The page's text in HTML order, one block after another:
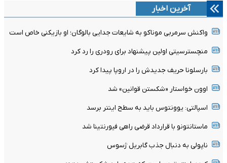
آخرین اخبار
واکنش سرمربی موناکو به شایعات جدایی بالوگان؛ او بازیکنی خاص است
منچسترسیتی اولین پیشنهاد برای رودری را رد کرد
بارسلونا حریف جدیدش را در اروپا پیدا کرد
اوون خواستار «شکستن قوانین» شد
اسپالتی: یوونتوس باید به سطح اینتر برسد
ماستانتونو با قرارداد قرضی راهی فیورنتینا شد
ناپولی به دنبال جذب گابریل ژسوس